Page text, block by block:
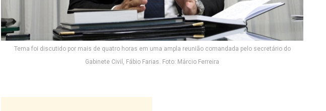
Tema foi discutido por mais de quatro horas em uma ampla reunião comandada pelo secretário do
Gabinete Civil, Fábio Farias. Foto: Márcio Ferreira